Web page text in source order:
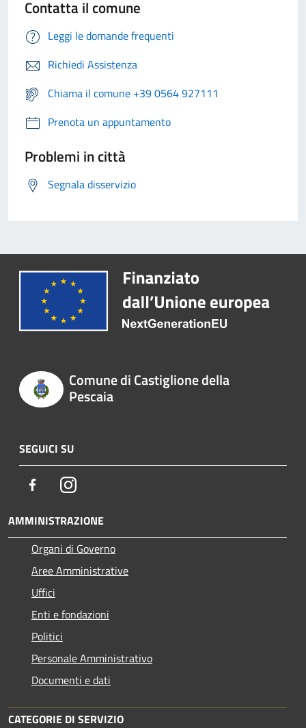
Contatta il comune
Leggi le domande frequenti
Richiedi Assistenza
Chiama il comune +39 0564 927111
Prenota un appuntamento
Problemi in città
Segnala disservizio
Comune di Castiglione della
Pescaia
SEGUICI SU
FacebookInstagram
AMMINISTRAZIONE
Organi di Governo
Aree Amministrative
Uffici
Enti e fondazioni
Politici
Personale Amministrativo
Documenti e dati
CATEGORIE DI SERVIZIO